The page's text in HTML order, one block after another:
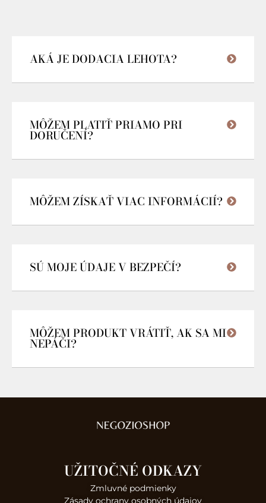
AKÁ JE DODACIA LEHOTA?
MÔŽEM PLATIŤ PRIAMO PRI
DORUČENÍ?
MÔŽEM ZÍSKAŤ VIAC INFORMÁCIÍ?
SÚ MOJE ÚDAJE V BEZPEČÍ?
MÔŽEM PRODUKT VRÁTIŤ, AK SA MI
NEPÁČI?
UŽITOČNÉ ODKAZY
Zmluvné podmienky
Zásady ochrany osobných údajov